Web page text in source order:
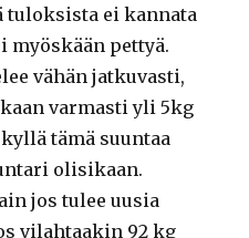
tuloksista ei kannata
myöskään pettyä.
vähän jatkuvasti,
varmasti yli 5kg
tämä suuntaa
olisikaan.
jos tulee uusia
vilahtaakin 92 kg